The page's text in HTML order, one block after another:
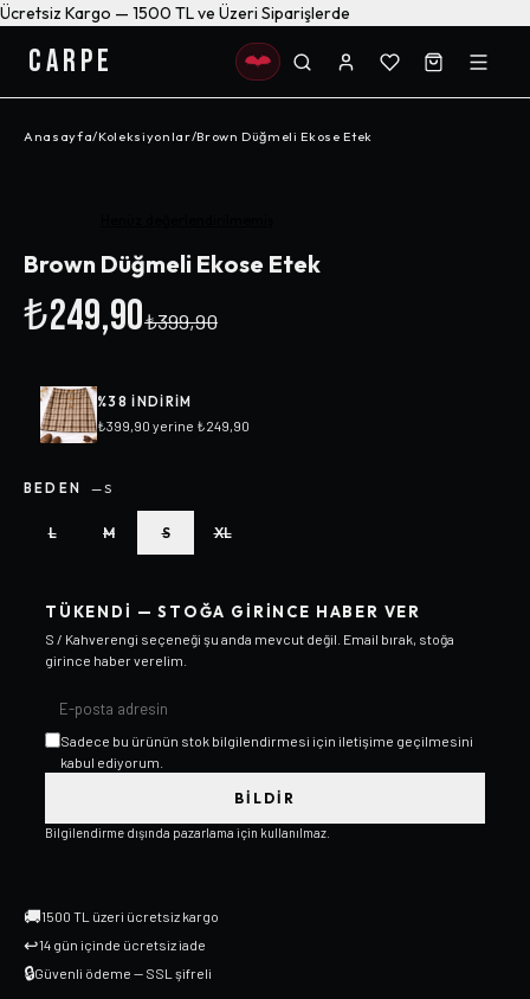
Ücretsiz Kargo — 1500 TL ve Üzeri Siparişlerde
CARPE
Anasayfa/Koleksiyonlar/Brown Düğmeli Ekose Etek
Brown Düğmeli Ekose Etek
₺249,90₺399,90
%38 INDIRIM
₺399,90 yerine ₺249,90
BEDEN —S
L M S XL
TÜKENDI — STOĞA GIRINCE HABER VER
S / Kahverengi seçeneği şu anda mevcut değil. Email bırak, stoğa
girince haber verelim.
Sadece bu ürünün stok bilgilendirmesi için iletişime geçilmesini
kabul ediyorum.
BILDIR
Bilgilendirme dışında pazarlama için kullanılmaz.
🚚1500 TL üzeri ücretsiz kargo
↩14 gün içinde ücretsiz iade
🔒Güvenli ödeme — SSL şifreli